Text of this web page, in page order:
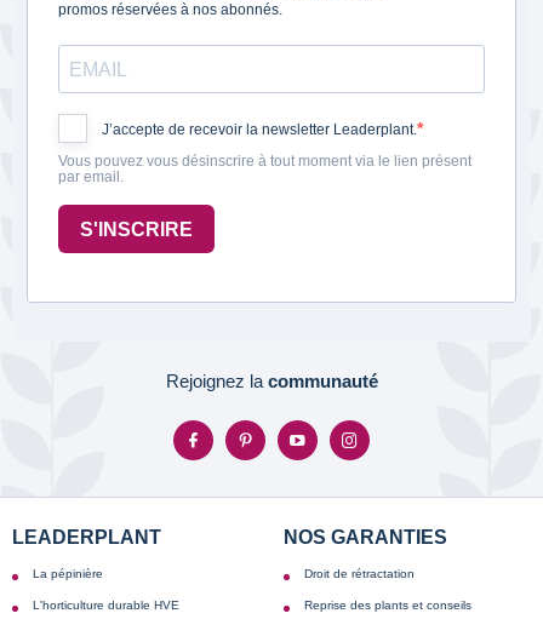
promos réservées à nos abonnés.
J’accepte de recevoir la newsletter Leaderplant.
Vous pouvez vous désinscrire à tout moment via le lien présent
par email.
S'INSCRIRE
Rejoignez la communauté
LEADERPLANT
La pépinière
L'horticulture durable HVE
NOS GARANTIES
Droit de rétractation
Reprise des plants et conseils